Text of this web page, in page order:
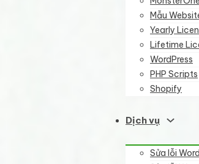
Mẫu
Yearly
Lifetime
WordPress
PHP Scripts
Shopify
Dịch vụ
Sửa lỗi